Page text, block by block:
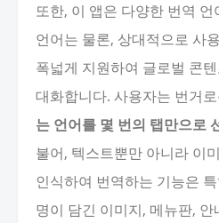
또한, 이 앱은 다양한 번역
언어는 물론, 상대적으로 사
폭넓게 지원하여 글로벌 콘
대화합니다. 사용자는 번거
는 언어를 몇 번의 탭만으로
불어, 텍스트뿐만 아니라 이
인식하여 번역하는 기능은
명이 담긴 이미지, 메뉴판,